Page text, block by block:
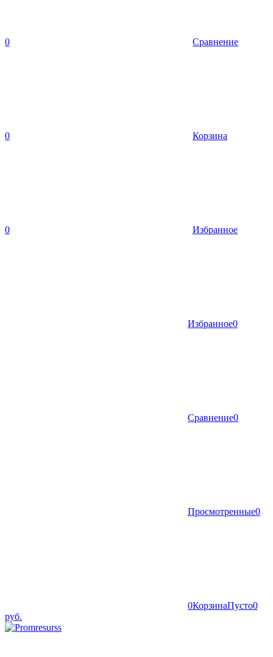
0 Сравнение
0 Корзина
0 Избранное
Избранное0
Сравнение0
Просмотренные0
0КорзинаПусто0
руб.